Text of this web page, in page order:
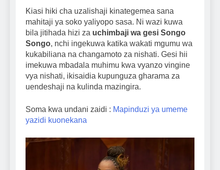
Kiasi hiki cha uzalishaji kinategemea sana
mahitaji ya soko yaliyopo sasa. Ni wazi kuwa
bila jitihada hizi za uchimbaji wa gesi Songo
Songo, nchi ingekuwa katika wakati mgumu wa
kukabiliana na changamoto za nishati. Gesi hii
imekuwa mbadala muhimu kwa vyanzo vingine
vya nishati, ikisaidia kupunguza gharama za
uendeshaji na kulinda mazingira.
Soma kwa undani zaidi : Mapinduzi ya umeme
yazidi kuonekana